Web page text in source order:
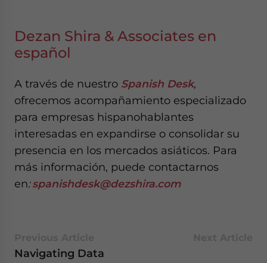
Dezan Shira & Associates en
español
A través de nuestro Spanish Desk,
ofrecemos acompañamiento especializado
para empresas hispanohablantes
interesadas en expandirse o consolidar su
presencia en los mercados asiáticos. Para
más información, puede contactarnos
en:spanishdesk@dezshira.com
Navigating Data